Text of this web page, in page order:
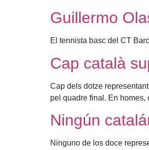
Guillermo
El tennista basc del CT
Cap català
Cap dels dotze
pel quadre final. En homes,
Ningún
Ninguno de los doce